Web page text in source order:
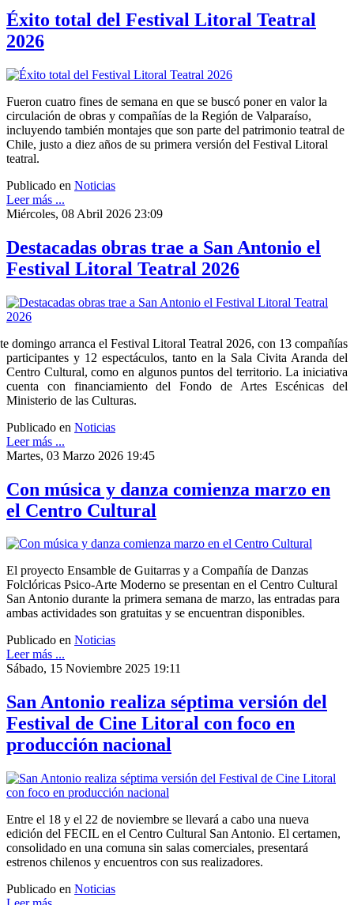
Éxito total del Festival Litoral Teatral
2026
Fueron cuatro fines de semana en que se buscó poner en valor la
circulación de obras y compañías de la Región de Valparaíso,
incluyendo también montajes que son parte del patrimonio teatral de
Chile, justo a diez años de su primera versión del Festival Litoral
teatral.
Publicado en Noticias
Leer más ...
Miércoles, 08 Abril 2026 23:09
Destacadas obras trae a San Antonio el
Festival Litoral Teatral 2026
domingo arranca el Festival Litoral Teatral 2026, con 13 compañías
participantes y 12 espectáculos, tanto en la Sala Civita Aranda del
Centro Cultural, como en algunos puntos del territorio. La iniciativa
cuenta con financiamiento del Fondo de Artes Escénicas del
Ministerio de las Culturas.
Publicado en Noticias
Leer más ...
Martes, 03 Marzo 2026 19:45
Con música y danza comienza marzo en
el Centro Cultural
El proyecto Ensamble de Guitarras y a Compañía de Danzas
Folclóricas Psico-Arte Moderno se presentan en el Centro Cultural
San Antonio durante la primera semana de marzo, las entradas para
ambas actividades son gratuitas y se encuentran disponibles.
Publicado en Noticias
Leer más ...
Sábado, 15 Noviembre 2025 19:11
San Antonio realiza séptima versión del
Festival de Cine Litoral con foco en
producción nacional
Entre el 18 y el 22 de noviembre se llevará a cabo una nueva
edición del FECIL en el Centro Cultural San Antonio. El certamen,
consolidado en una comuna sin salas comerciales, presentará
estrenos chilenos y encuentros con sus realizadores.
Publicado en Noticias